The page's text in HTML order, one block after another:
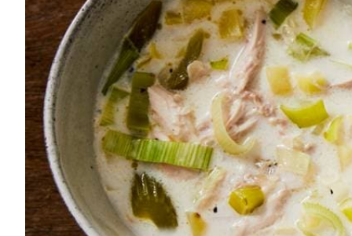
4 vastkokende aardappelen
3 elmilde olijfolie
2 gedroogde laurierblaadjes
6 elmedium sherry
500 mlFundo kippenbouillon